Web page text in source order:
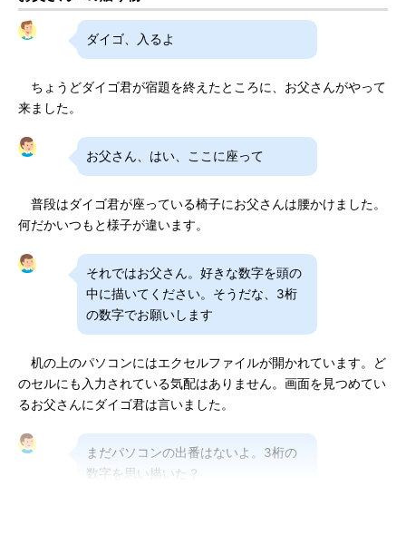
ダイゴ、入るよ
ちょうどダイゴ君が宿題を終えたところに、お父さんがやって
来ました。
お父さん、はい、ここに座って
普段はダイゴ君が座っている椅子にお父さんは腰かけました。
何だかいつもと様子が違います。
それではお父さん。好きな数字を頭の
中に描いてください。そうだな、3桁
の数字でお願いします
机の上のパソコンにはエクセルファイルが開かれています。ど
のセルにも入力されている気配はありません。画面を見つめてい
るお父さんにダイゴ君は言いました。
まだパソコンの出番はないよ。3桁の
数字を思い描いた？